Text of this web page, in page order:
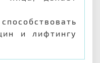
и лифтингу